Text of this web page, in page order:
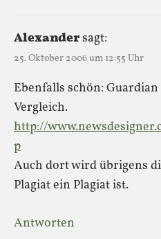
Alexandersagt:
25. Oktober 2006 um 12:55 Uhr
Ebenfalls schön:
Vergleich.
http://
p
Auch dort wird übrigens
Plagiat ein Plagiat ist.
Antworten